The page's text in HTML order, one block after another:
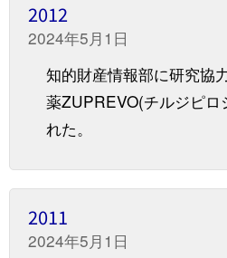
2012
2024年5月1日
知的財産情報部に研究協
薬ZUPREVO(チルジピロ
れた。
2011
2024年5月1日